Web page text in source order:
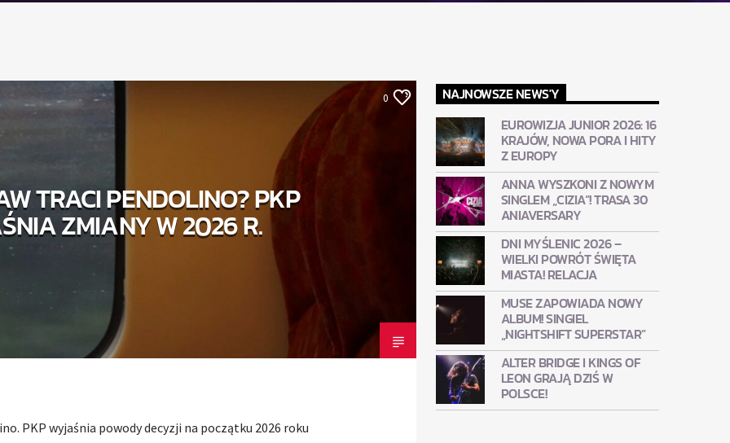
0
TRACI PENDOLINO? PKP
ZMIANY W 2026 R.
PKP wyjaśnia powody decyzji na początku 2026 roku
NAJNOWSZE NEWS'Y
EUROWIZJA JUNIOR 2026: 16
KRAJÓW, NOWA PORA I HITY
Z EUROPY
ANNA WYSZKONI Z NOWYM
SINGLEM „CIZIA”! TRASA 30
ANIAVERSARY
DNI MYŚLENIC 2026 –
WIELKI POWRÓT ŚWIĘTA
MIASTA! RELACJA
MUSE ZAPOWIADA NOWY
ALBUM! SINGIEL
„NIGHTSHIFT SUPERSTAR”
ALTER BRIDGE I KINGS OF
LEON GRAJĄ DZIŚ W
POLSCE!